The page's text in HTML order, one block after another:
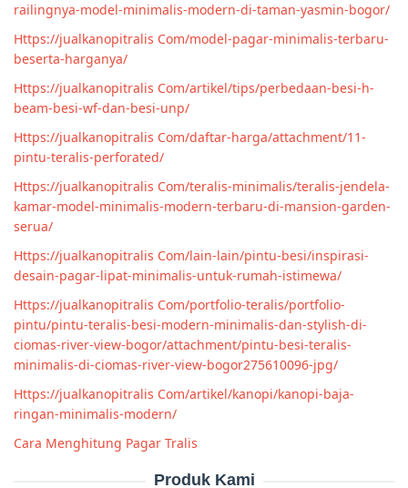
railingnya-model-minimalis-modern-di-taman-yasmin-bogor/
Https://jualkanopitralis Com/model-pagar-minimalis-terbaru-
beserta-harganya/
Https://jualkanopitralis Com/artikel/tips/perbedaan-besi-h-
beam-besi-wf-dan-besi-unp/
Https://jualkanopitralis Com/daftar-harga/attachment/11-
pintu-teralis-perforated/
Https://jualkanopitralis Com/teralis-minimalis/teralis-jendela-
kamar-model-minimalis-modern-terbaru-di-mansion-garden-
serua/
Https://jualkanopitralis Com/lain-lain/pintu-besi/inspirasi-
desain-pagar-lipat-minimalis-untuk-rumah-istimewa/
Https://jualkanopitralis Com/portfolio-teralis/portfolio-
pintu/pintu-teralis-besi-modern-minimalis-dan-stylish-di-
ciomas-river-view-bogor/attachment/pintu-besi-teralis-
minimalis-di-ciomas-river-view-bogor275610096-jpg/
Https://jualkanopitralis Com/artikel/kanopi/kanopi-baja-
ringan-minimalis-modern/
Cara Menghitung Pagar Tralis
Produk Kami